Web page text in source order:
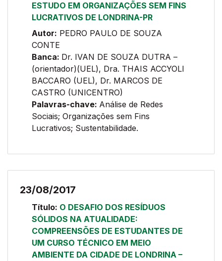
ESTUDO EM ORGANIZAÇÕES SEM FINS
LUCRATIVOS DE LONDRINA-PR
Autor: PEDRO PAULO DE SOUZA
CONTE
Banca: Dr. IVAN DE SOUZA DUTRA –
(orientador)(UEL), Dra. THAIS ACCYOLI
BACCARO (UEL), Dr. MARCOS DE
CASTRO (UNICENTRO)
Palavras-chave: Análise de Redes
Sociais; Organizações sem Fins
Lucrativos; Sustentabilidade.
23/08/2017
Título: O DESAFIO DOS RESÍDUOS
SÓLIDOS NA ATUALIDADE:
COMPREENSÕES DE ESTUDANTES DE
UM CURSO TÉCNICO EM MEIO
AMBIENTE DA CIDADE DE LONDRINA –